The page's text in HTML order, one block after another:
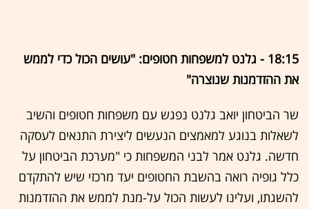
18:15 - גלנט למשפחות חטופים: "עושים הכול כדי לממש
את ההזדמנות שנוצרה"
שר הביטחון יואב גלנט נפגש עם משפחות חטופים והשיב
לשאלות בנוגע למאמצים הנעשים ליצירת התנאים לעסקה
חדשה. גלנט אמר לבני המשפחות כי "מערכת הביטחון על
כלל גופיה רואה בהשבת החטופים יעד מרכזי שיש להתקדם
להשגתו, ועלינו לעשות הכול על-מנת לממש את ההזדמנות